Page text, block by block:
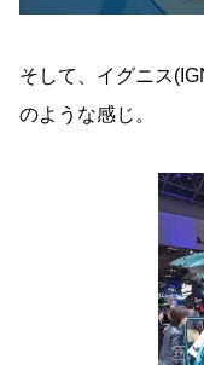
そして、イグニス
のような感じ。